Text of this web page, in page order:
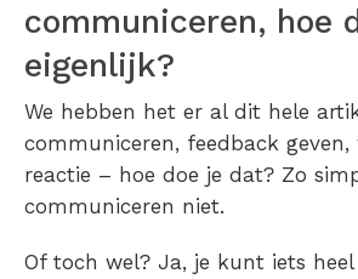
communiceren, hoe
eigenlijk?
We hebben het er al dit hele
communiceren, feedback
reactie – hoe doe je dat? Zo
communiceren niet.
Of toch wel? Ja, je kunt iets heel